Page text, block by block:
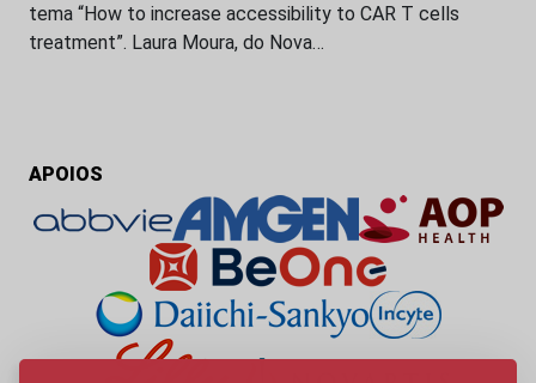
tema “How to increase accessibility to CAR T cells
treatment”. Laura Moura, do Nova…
APOIOS